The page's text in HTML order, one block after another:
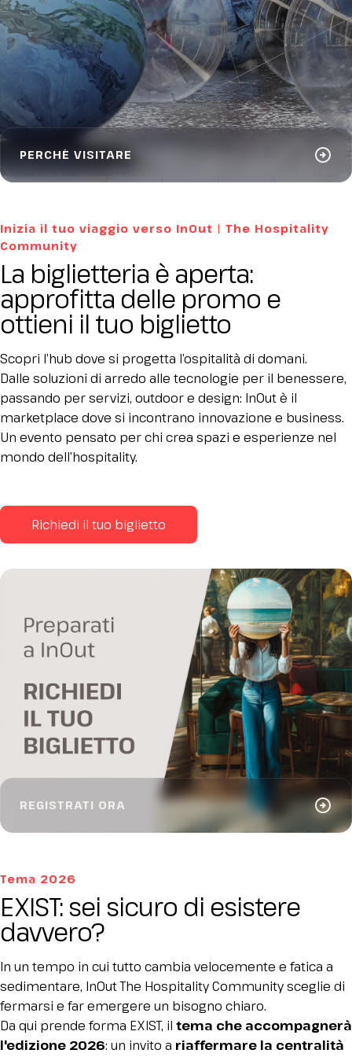
PERCHÉ VISITARE arrow_circle_right
Inizia il tuo viaggio verso InOut | The Hospitality
Community
La biglietteria è aperta:
approfitta delle promo e
ottieni il tuo biglietto
Scopri l’hub dove si progetta l’ospitalità di domani.
Dalle soluzioni di arredo alle tecnologie per il benessere,
passando per servizi, outdoor e design: InOut è il
marketplace dove si incontrano innovazione e business.
Un evento pensato per chi crea spazi e esperienze nel
mondo dell’hospitality.
Richiedi il tuo biglietto
REGISTRATI ORA arrow_circle_right
Tema 2026
EXIST: sei sicuro di esistere
davvero?
In un tempo in cui tutto cambia velocemente e fatica a
sedimentare, InOut The Hospitality Community sceglie di
fermarsi e far emergere un bisogno chiaro.
Da qui prende forma EXIST, il tema che accompagnerà
l'edizione 2026: un invito a riaffermare la centralità